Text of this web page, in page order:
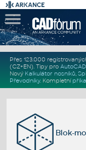
Přes 123.000
(CZ+EN). Tipy pro
Nový Kalkulátor nosníků,
Převodníky. Kompletní
Blok-